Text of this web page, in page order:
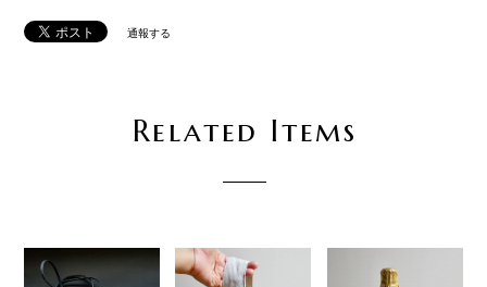
通報する
Related Items